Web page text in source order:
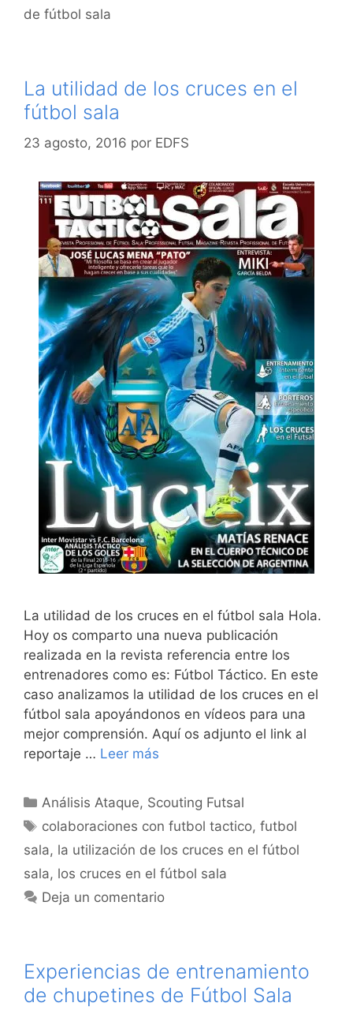
de fútbol sala
La utilidad de los cruces en el
fútbol sala
23 agosto, 2016 por EDFS
La utilidad de los cruces en el fútbol sala Hola.
Hoy os comparto una nueva publicación
realizada en la revista referencia entre los
entrenadores como es: Fútbol Táctico. En este
caso analizamos la utilidad de los cruces en el
fútbol sala apoyándonos en vídeos para una
mejor comprensión. Aquí os adjunto el link al
reportaje … Leer más
Categorías
Análisis Ataque, Scouting Futsal
Etiquetas
colaboraciones con futbol tactico,futbol
sala, la utilización de los cruces en el fútbol
sala, los cruces en el fútbol sala
Deja un comentario
Experiencias de entrenamiento
de chupetines de Fútbol Sala